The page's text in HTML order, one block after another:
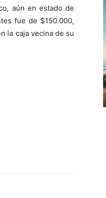
el
volumen.
de
flecha
arriba/abajo
aún en estado de
fue de $150.000,
la caja vecina de su